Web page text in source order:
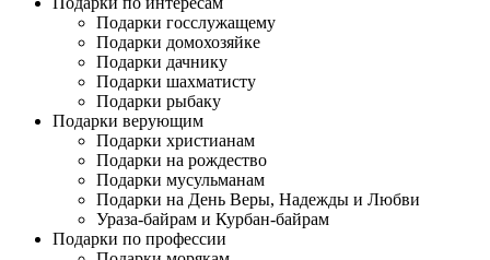
Подарки госслужащему
Подарки домохозяйке
Подарки дачнику
Подарки шахматисту
Подарки рыбаку
Подарки верующим
Подарки христианам
Подарки на рождество
Подарки мусульманам
Подарки на День Веры, Надежды и Любви
Ураза-байрам и Курбан-байрам
Подарки по профессии